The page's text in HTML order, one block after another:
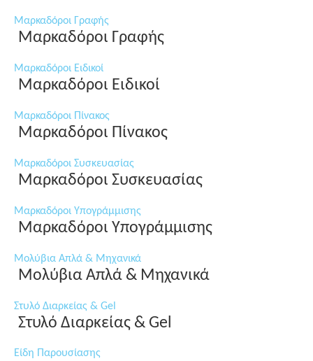
Μαρκαδόροι Γραφής
Μαρκαδόροι Γραφής
Μαρκαδόροι Ειδικοί
Μαρκαδόροι Ειδικοί
Μαρκαδόροι Πίνακος
Μαρκαδόροι Πίνακος
Μαρκαδόροι Συσκευασίας
Μαρκαδόροι Συσκευασίας
Μαρκαδόροι Υπογράμμισης
Μαρκαδόροι Υπογράμμισης
Μολύβια Απλά & Μηχανικά
Μολύβια Απλά & Μηχανικά
Στυλό Διαρκείας & Gel
Στυλό Διαρκείας & Gel
Είδη Παρουσίασης